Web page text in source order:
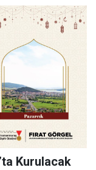
Kurulacak